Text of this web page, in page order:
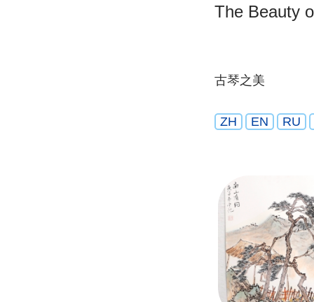
The Beauty
古琴之美
ZH EN RU